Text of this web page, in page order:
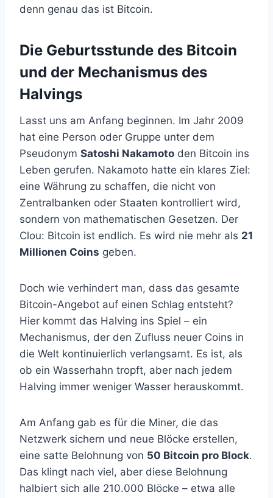
denn genau das ist Bitcoin.
Die Geburtsstunde des Bitcoin
und der Mechanismus des
Halvings
Lasst uns am Anfang beginnen. Im Jahr 2009
hat eine Person oder Gruppe unter dem
Pseudonym Satoshi Nakamoto den Bitcoin ins
Leben gerufen. Nakamoto hatte ein klares Ziel:
eine Währung zu schaffen, die nicht von
Zentralbanken oder Staaten kontrolliert wird,
sondern von mathematischen Gesetzen. Der
Clou: Bitcoin ist endlich. Es wird nie mehr als 21
Millionen Coins geben.
Doch wie verhindert man, dass das gesamte
Bitcoin-Angebot auf einen Schlag entsteht?
Hier kommt das Halving ins Spiel – ein
Mechanismus, der den Zufluss neuer Coins in
die Welt kontinuierlich verlangsamt. Es ist, als
ob ein Wasserhahn tropft, aber nach jedem
Halving immer weniger Wasser herauskommt.
Am Anfang gab es für die Miner, die das
Netzwerk sichern und neue Blöcke erstellen,
eine satte Belohnung von 50 Bitcoin pro Block.
Das klingt nach viel, aber diese Belohnung
halbiert sich alle 210.000 Blöcke – etwa alle